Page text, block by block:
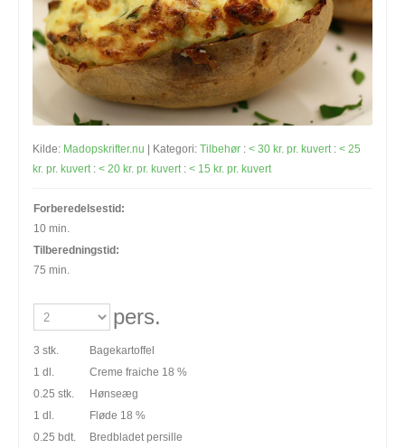
Kilde: Madopskrifter.nu | Kategori: Tilbehør : < 30 kr. pr. kuvert: < 25
kr. pr. kuvert: < 20 kr. pr. kuvert: < 15 kr. pr. kuvert
Forberedelsestid:
10 min.
Tilberedningstid:
75 min.
pers.
3 stk.
Bagekartoffel
1 dl.
Creme fraiche 18 %
0.25 stk.
Hønseæg
1 dl.
Fløde 18 %
0.25 bdt.
Bredbladet persille